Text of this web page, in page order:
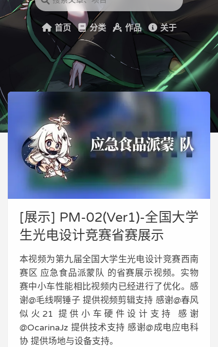
首页 分类 作品 关于
[展示] PM-02(Ver1)-全国大学
生光电设计竞赛省赛展示
本视频为第九届全国大学生光电设计竞赛西南
赛区 应急食品派蒙队 的省赛展示视频。实物
赛中小车性能相比视频内已经进行了优化。感
谢@毛线啊锤子 提供视频剪辑支持 感谢@春风
似火21 提供小车硬件设计支持 感谢
@OcarinaJz 提供技术支持 感谢@成电应电科
协 提供场地与设备支持。